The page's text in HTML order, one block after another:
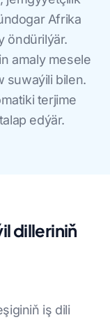
Afrika
öndürilýär.
amaly mesele
suwaýili bilen.
terjime
edýär.
dilleriniň
iş dili